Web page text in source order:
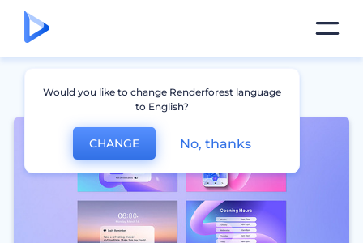
Would you like to change Renderforest language
to English?
CHANGE No, thanks